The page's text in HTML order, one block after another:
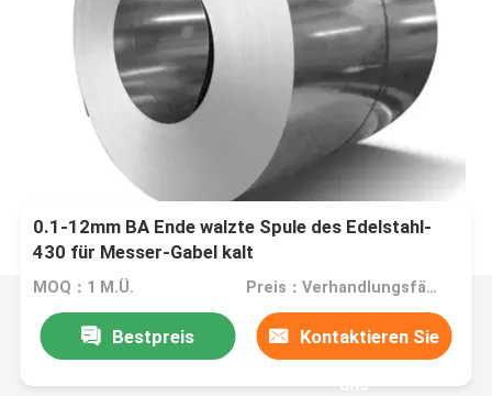
0.1-12mm BA Ende walzte Spule des Edelstahl-
430 für Messer-Gabel kalt
MOQ：1 M.Ü. Preis：Verhandlungsfähig
Bestpreis Kontaktieren Sie
uns